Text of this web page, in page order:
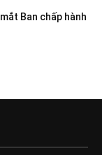
Ban chấp hành